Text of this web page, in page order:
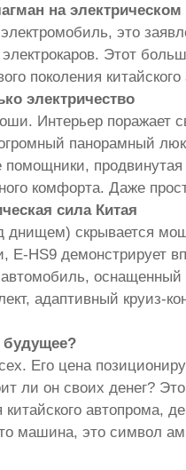
на электрическом
это
Этот
поколения
электричество
Интерьер
панорамный
помощники,
комфорта. Даже
сила Китая
скрывается
HS9 демонстрирует
автомобиль,
адаптивный круиз-
будущее?
Его цена
ли он своих денег?
автопрома,
машина, это символ